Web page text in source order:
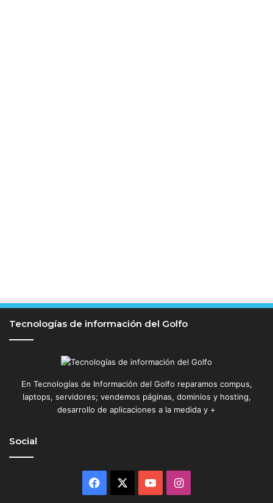
Tecnologías de información del Golfo
En Tecnologías de Información del Golfo reparamos compus,
laptops, servidores; vendemos páginas, dominios y hosting,
desarrollo de aplicaciones a la medida y +
Social
Facebook YouTubeInstagram